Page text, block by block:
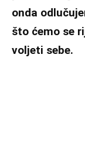
onda
što ćemo se
voljeti sebe.